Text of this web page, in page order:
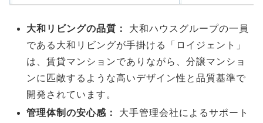
大和リビングの品質：
大和ハウスグループの一員
である大和リビングが手掛ける「ロイジェント」
は、賃貸マンションでありながら、分譲マンショ
ンに匹敵するような高いデザイン性と品質基準で
開発されています。
管理体制の安心感：
大手管理会社によるサポート